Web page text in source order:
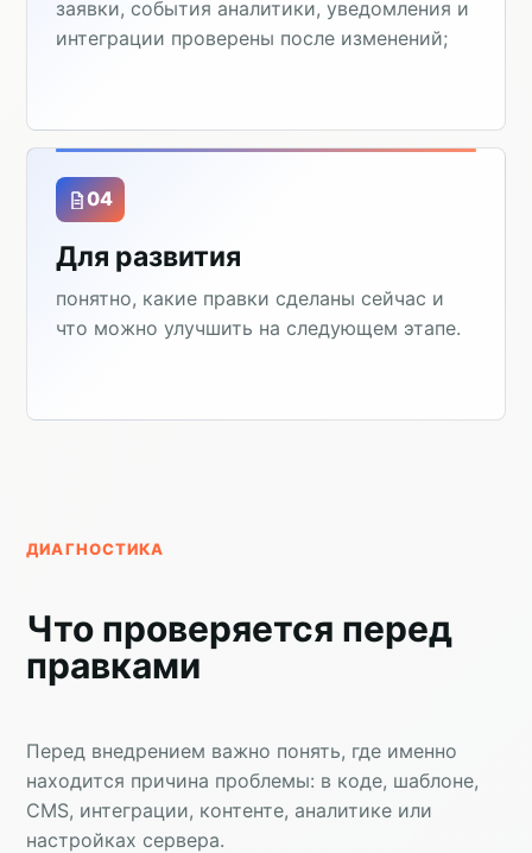
заявки, события аналитики, уведомления и
интеграции проверены после изменений;
04
Для развития
понятно, какие правки сделаны сейчас и
что можно улучшить на следующем этапе.
ДИАГНОСТИКА
Что проверяется перед
правками
Перед внедрением важно понять, где именно
находится причина проблемы: в коде, шаблоне,
CMS, интеграции, контенте, аналитике или
настройках сервера.